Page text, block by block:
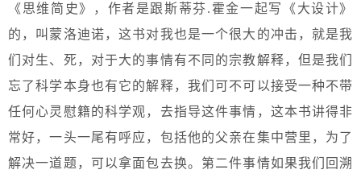
《思维简史》，作者是跟斯蒂芬.霍金一起写《大设计》
的，叫蒙洛迪诺，这书对我也是一个很大的冲击，就是我
们对生、死，对于大的事情有不同的宗教解释，但是我们
忘了科学本身也有它的解释，我们可不可以接受一种不带
任何心灵慰籍的科学观，去指导这件事情，这本书讲得非
常好，一头一尾有呼应，包括他的父亲在集中营里，为了
解决一道题，可以拿面包去换。第二件事情如果我们回溯